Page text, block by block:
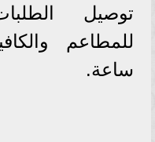
توصيل
ساعة.